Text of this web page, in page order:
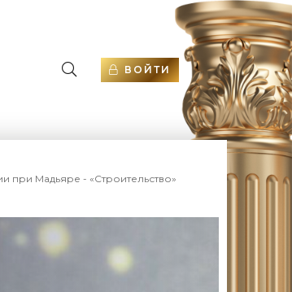
ВОЙТИ
при Мадьяре - «Строительство»